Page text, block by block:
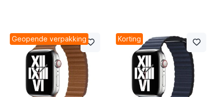
Geopende verpakking Korting